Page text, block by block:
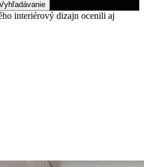
interiérový dizajn ocenili aj